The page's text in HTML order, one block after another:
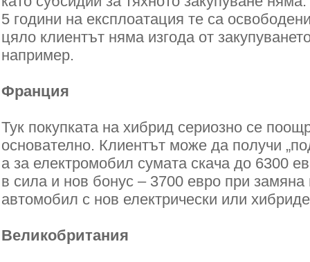
5 години на експлоатация те са
цяло клиентът няма изгода от
например.
Франция
Тук покупката на хибрид сериозно се
основателно. Клиентът може да получи
а за електромобил сумата скача до 6300
в сила и нов бонус – 3700 евро при замяна
автомобил с нов електрически или
Великобритания